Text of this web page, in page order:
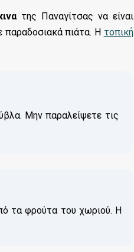
της Παναγίτσας να είναι
παραδοσιακά πιάτα. Η τοπική
Μην παραλείψετε τις
τα φρούτα του χωριού. Η